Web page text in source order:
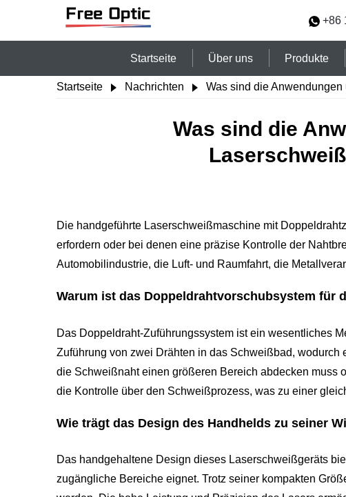
+86
Startseite Über uns Produkte
Startseite Nachrichten Was sind die
Was sind die
Die handgeführte Laserschweißmaschine mit
erfordern oder bei denen eine präzise Kontrolle der
Automobilindustrie, die Luft- und Raumfahrt, die
Warum ist das Doppeldrahtvorschubsystem für
Das Doppeldraht-Zuführungssystem ist ein wesentliches
Zuführung von zwei Drähten in das Schweißbad,
die Schweißnaht einen größeren Bereich abdecken muss
die Kontrolle über den Schweißprozess, was zu einer
Wie trägt das Design des Handhelds zu seiner
Das handgehaltene Design dieses Laserschweißgeräts
zugängliche Bereiche eignet. Trotz seiner kompakten